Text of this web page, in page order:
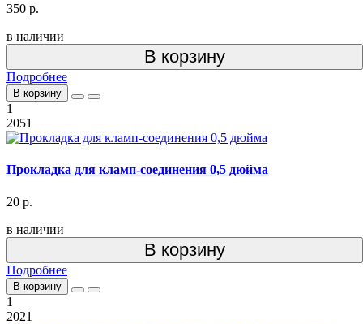
350 р.
в наличии
В корзину
Подробнее
В корзину
1
2051
Прокладка для кламп-соединения 0,5 дюйма
20 р.
в наличии
В корзину
Подробнее
В корзину
1
2021